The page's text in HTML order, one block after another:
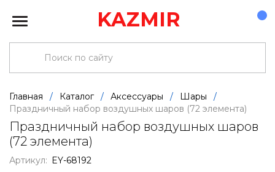
KAZMIR
Главная / Каталог / Аксессуары / Шары
/
Праздничный набор воздушных шаров (72 элемента)
Праздничный набор воздушных шаров
(72 элемента)
Артикул: EY-68192